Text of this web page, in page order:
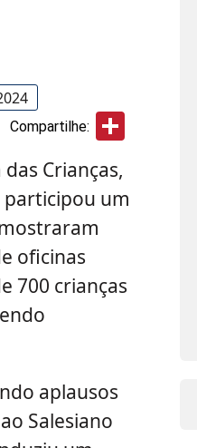
Compartilhe:
Crianças,
participou um
oficinas
700 crianças
aplausos
Salesiano